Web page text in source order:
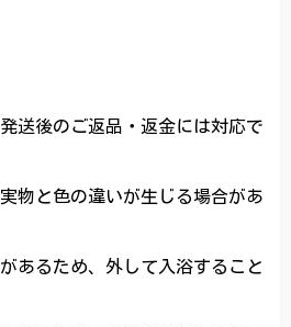
送後のご返品・返金には対応で
物と色の違いが生じる場合があ
あるため、外して入浴すること